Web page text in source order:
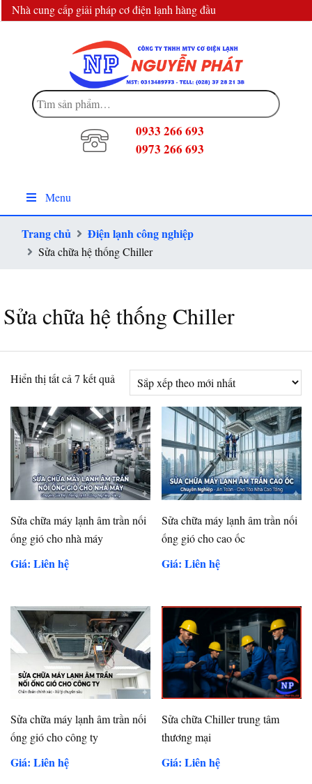
Nhà cung cấp giải pháp cơ điện lạnh hàng đầu
Tìm
kiếm:
0933 266 693
0973 266 693
Menu
Trang chủ Điện lạnh công nghiệp
Sửa chữa hệ thống Chiller
Sửa chữa hệ thống Chiller
Hiển thị tất cả 7 kết quả
xếp
theo
mới
nhất
Sửa chữa máy lạnh âm trần nối
ống gió cho nhà máy
Giá: Liên hệ
Sửa chữa máy lạnh âm trần nối
ống gió cho cao ốc
Giá: Liên hệ
Sửa chữa máy lạnh âm trần nối
ống gió cho công ty
Giá: Liên hệ
Sửa chữa Chiller trung tâm
thương mại
Giá: Liên hệ